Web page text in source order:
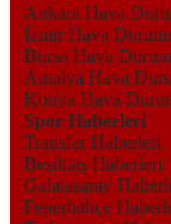
Ankara Hava
İzmir Hava
Bursa Hava
Antalya Hava
Konya Hava
Spor Haberleri
Transfer Haberleri
Beşiktaş Haberleri
Galatasaray
Fenerbahçe